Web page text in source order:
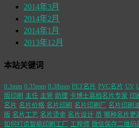
2014年3月
2014年2月
2014年1月
2013年12月
本站关键词
0.3mm 0.35mm 0.38mm PET名片 PVC名片 UV
版印刷 主任 主管 助理 卡博士高档名片专家 印
名片 名片价格 名片印刷 名片印刷厂 名片印刷
版 名片工艺 名片烫金 名片设计 员 哪种名片更
如何打造智能印刷工厂 工程师 微信保存二维码